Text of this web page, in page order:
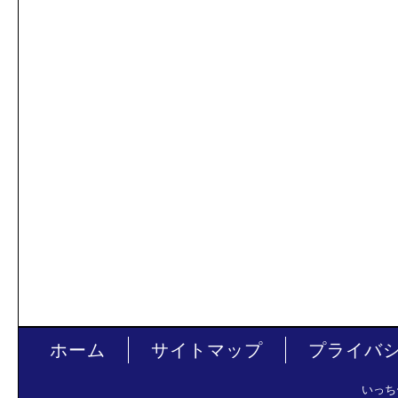
ホーム サイトマップ プライバ
いっ